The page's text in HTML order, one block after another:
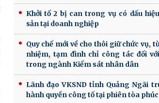
Khởi tố 2 bị can trong vụ có dấu
sản tại doanh nghiệp
Quy chế mới về cho thôi giữ chức vụ,
nhiệm, tạm đình chỉ công tác đối
trong ngành Kiểm sát nhân dân
Lãnh đạo VKSND tỉnh Quảng Ngãi
hành quyền công tố tại phiên tòa